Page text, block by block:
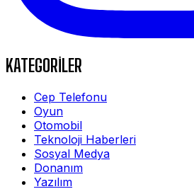
KATEGORİLER
Cep Telefonu
Oyun
Otomobil
Teknoloji Haberleri
Sosyal Medya
Donanım
Yazılım